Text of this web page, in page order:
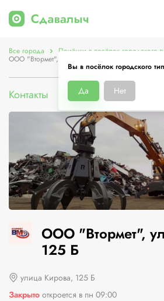
Вы в посёлок городского
Да Нет
Все города Приёмки в посёлок городского
ООО "Втормет", улица Кирова, 125 Б
Контакты Цены Услуги
ООО "Втормет",
125 Б
улица Кирова, 125 Б
Закрыто откроется в пн 09:00